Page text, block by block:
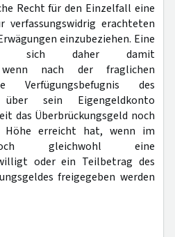
Recht für den Einzelfall eine
verfassungswidrig erachteten
einzubeziehen. Eine
sich daher damit
wenn nach der fraglichen
des
über sein Eigengeldkonto
das Überbrückungsgeld noch
erreicht hat, wenn im
gleichwohl eine
oder ein Teilbetrag des
freigegeben werden